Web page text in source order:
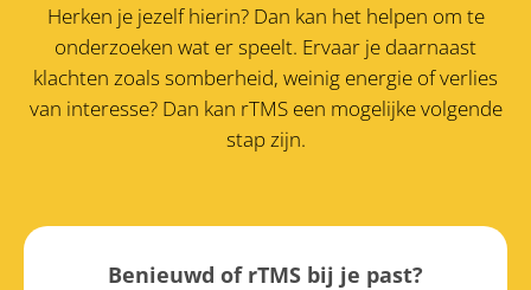
Herken je jezelf hierin? Dan kan het helpen om te
onderzoeken wat er speelt. Ervaar je daarnaast
klachten zoals somberheid, weinig energie of verlies
van interesse? Dan kan rTMS een mogelijke volgende
stap zijn.
Benieuwd of rTMS bij je past?